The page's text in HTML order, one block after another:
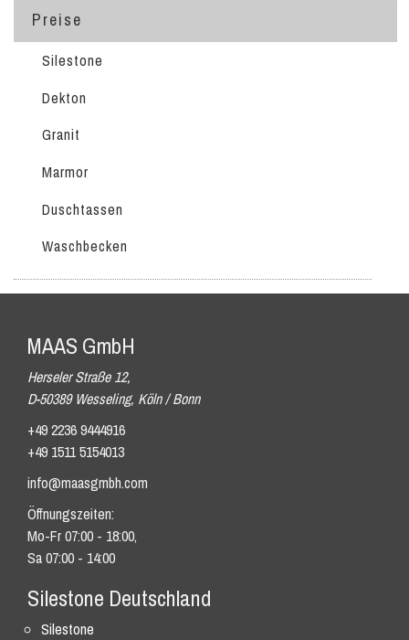
Preise
Silestone
Dekton
Granit
Marmor
Duschtassen
Waschbecken
MAAS GmbH
Herseler Straße 12,
D-50389 Wesseling, Köln / Bonn
+49 2236 9444916
+49 1511 5154013
info@maasgmbh.com
Öffnungszeiten:
Mo-Fr 07:00 - 18:00,
Sa 07:00 - 14:00
Silestone Deutschland
Silestone